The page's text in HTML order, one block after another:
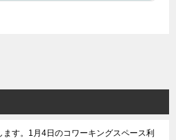
ます。1月4日のコワーキングスペース利